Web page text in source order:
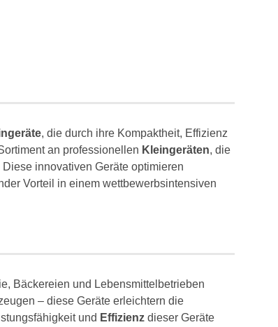
, die durch ihre Kompaktheit, Effizienz
an professionellen Kleingeräten, die
innovativen Geräte optimieren
Vorteil in einem wettbewerbsintensiven
Bäckereien und Lebensmittelbetrieben
– diese Geräte erleichtern die
und Effizienzdieser Geräte